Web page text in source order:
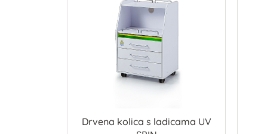
Drvena kolica s ladicama UV